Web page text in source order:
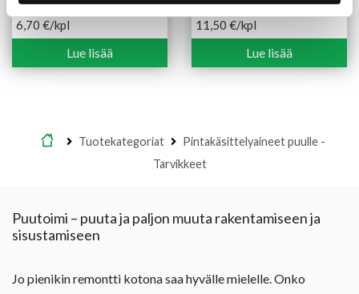
musta
6,70 €/kpl
Lue lisää
varsikiinnityksellä
11,50 €/kpl
Lue lisää
Etusivu
Tuotekategoriat
Pintakäsittelyaineet puulle -
Tarvikkeet
Puutoimi – puuta ja paljon muuta rakentamiseen ja
sisustamiseen
Jo pienikin remontti kotona saa hyvälle mielelle. Onko